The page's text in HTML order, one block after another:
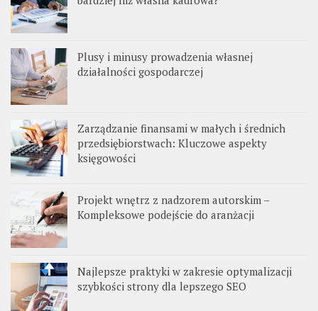
Plusy i minusy prowadzenia własnej
działalności gospodarczej
Zarządzanie finansami w małych i średnich
przedsiębiorstwach: Kluczowe aspekty
księgowości
Projekt wnętrz z nadzorem autorskim –
Kompleksowe podejście do aranżacji
Najlepsze praktyki w zakresie optymalizacji
szybkości strony dla lepszego SEO